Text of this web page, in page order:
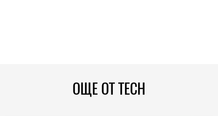
ОЩЕ ОТ TECH